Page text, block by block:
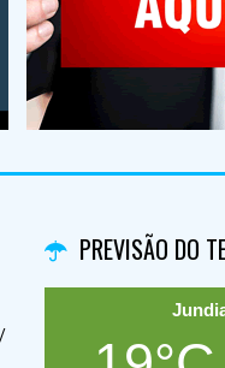
PREVISÃO DO